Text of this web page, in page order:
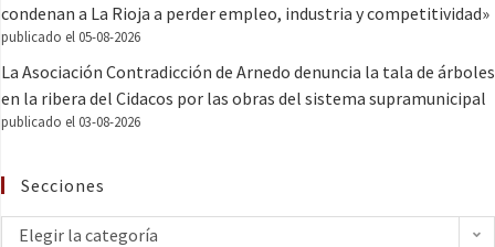
condenan a La Rioja a perder empleo, industria y competitividad»
publicado el 05-08-2026
La Asociación Contradicción de Arnedo denuncia la tala de árboles
en la ribera del Cidacos por las obras del sistema supramunicipal
publicado el 03-08-2026
Secciones
Elegir la categoría